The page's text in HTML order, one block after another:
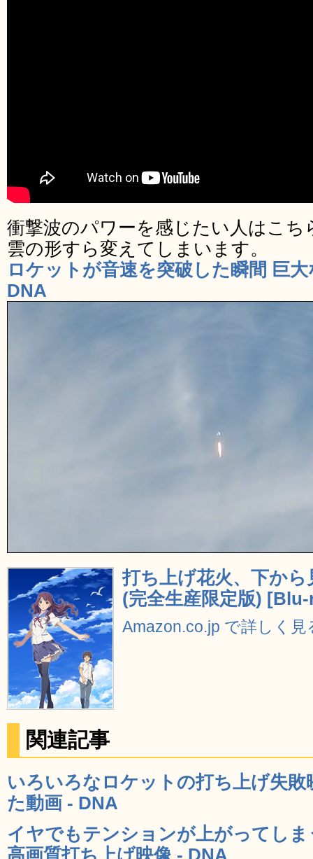
衝撃波のパワーを感じたい人はこ
雲の形すら変えてしまいます。
ロケットが音速を突破した瞬間 巨
DNA
打ち上げ花火、下か
(完全生産限定版)
Amazon.co.jp で詳しく見
関連記事
いろいろなロケットの打ち上げ失
た動画 - DNA
イヤでもテンションが上がってし
高画質打ち上げ映像 - DNA